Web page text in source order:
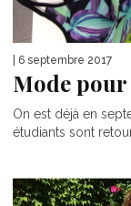
| 6 septembre 2017
Mode
On est déjà en
étudiants sont